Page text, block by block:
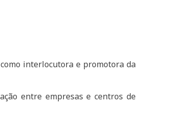
interlocutora e promotora da
entre empresas e centros de